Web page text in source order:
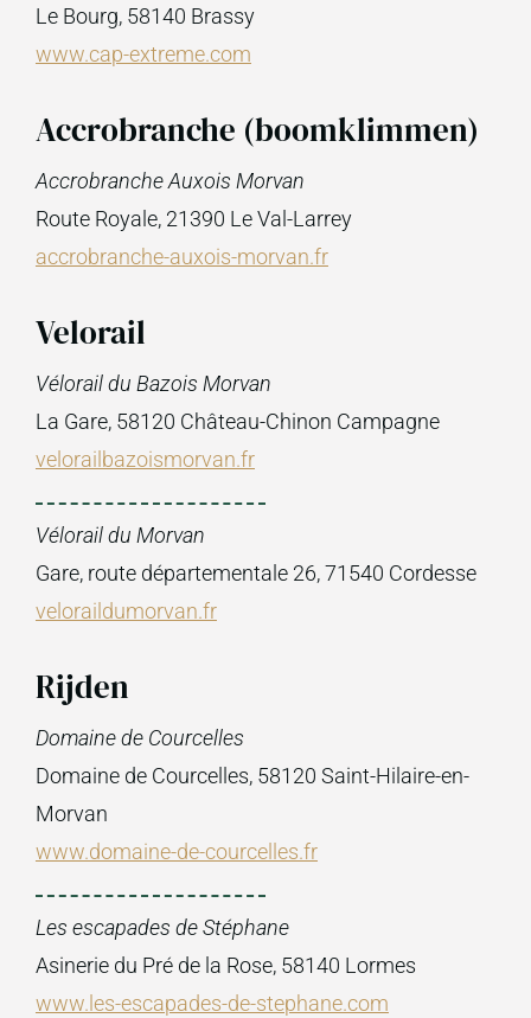
Le Bourg, 58140 Brassy
www.cap-extreme.com
Accrobranche (boomklimmen)
Accrobranche Auxois Morvan
Route Royale, 21390 Le Val-Larrey
accrobranche-auxois-morvan.fr
Velorail
Vélorail du Bazois Morvan
La Gare, 58120 Château-Chinon Campagne
velorailbazoismorvan.fr
Vélorail du Morvan
Gare, route départementale 26, 71540 Cordesse
veloraildumorvan.fr
Rijden
Domaine de Courcelles
Domaine de Courcelles, 58120 Saint-Hilaire-en-
Morvan
www.domaine-de-courcelles.fr
Les escapades de Stéphane
Asinerie du Pré de la Rose, 58140 Lormes
www.les-escapades-de-stephane.com